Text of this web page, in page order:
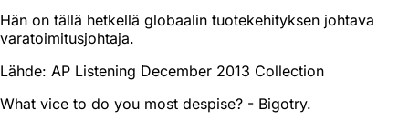
Hän on tällä hetkellä globaalin tuotekehityksen johtava
varatoimitusjohtaja.
Lähde: AP Listening December 2013 Collection
What vice to do you most despise? - Bigotry.